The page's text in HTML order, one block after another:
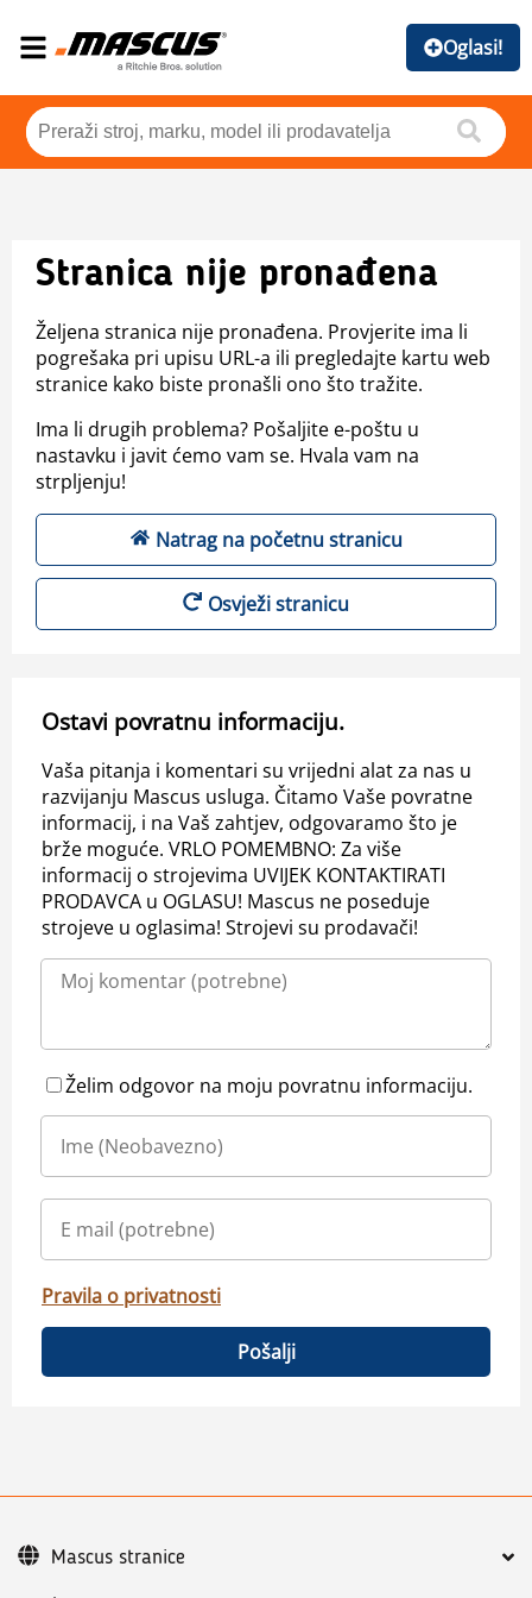
Oglasi!
Stranica nije pronađena
Željena stranica nije pronađena. Provjerite ima li
pogrešaka pri upisu URL-a ili pregledajte kartu web
stranice kako biste pronašli ono što tražite.
Ima li drugih problema? Pošaljite e-poštu u
nastavku i javit ćemo vam se. Hvala vam na
strpljenju!
Natrag na početnu stranicu
Osvježi stranicu
Ostavi povratnu informaciju.
Vaša pitanja i komentari su vrijedni alat za nas u
razvijanju Mascus usluga. Čitamo Vaše povratne
informacij, i na Vaš zahtjev, odgovaramo što je
brže moguće. VRLO POMEMBNO: Za više
informacij o strojevima UVIJEK KONTAKTIRATI
PRODAVCA u OGLASU! Mascus ne poseduje
strojeve u oglasima! Strojevi su prodavači!
Želim odgovor na moju povratnu informaciju.
Pravila o privatnosti
Pošalji
Mascus stranice